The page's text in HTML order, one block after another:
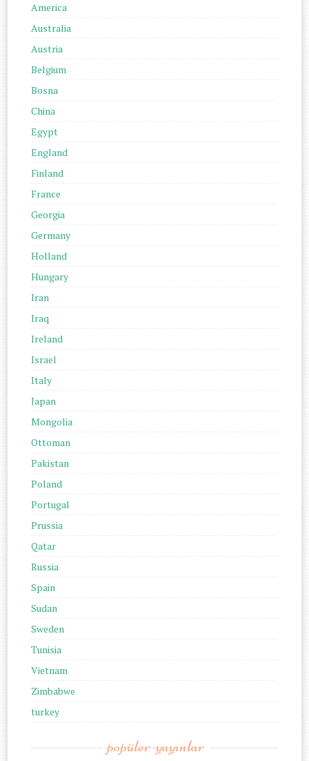
America
Australia
Austria
Belgium
Bosna
China
Egypt
England
Finland
France
Georgia
Germany
Holland
Hungary
Iran
Iraq
Ireland
Israel
Italy
Japan
Mongolia
Ottoman
Pakistan
Poland
Portugal
Prussia
Qatar
Russia
Spain
Sudan
Sweden
Tunisia
Vietnam
Zimbabwe
turkey
popüler-yayınlar